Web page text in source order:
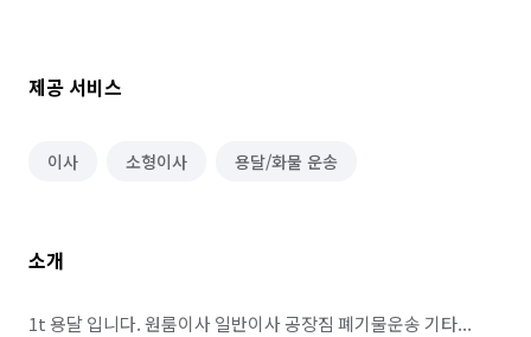
제공 서비스
이사 소형이사 용달/화물 운송
소개
1t 용달 입니다. 원룸이사 일반이사 공장짐 폐기물운송 기타...